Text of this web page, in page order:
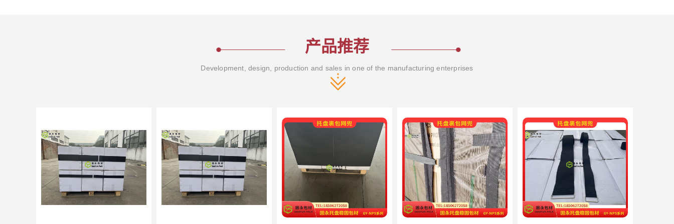
产品推荐
Development, design, production and sales in one of the manufacturing enterprises